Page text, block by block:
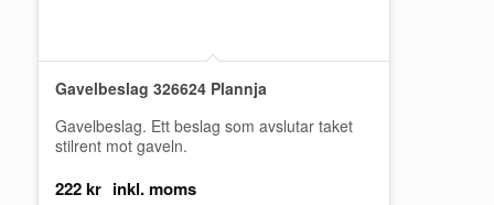
Gavelbeslag 326624 Plannja
Gavelbeslag. Ett beslag som avslutar taket
stilrent mot gaveln.
222kr